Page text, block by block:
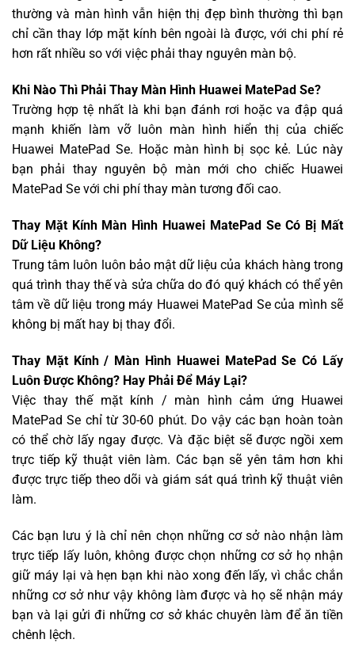
thường và màn hình vẫn hiện thị đẹp bình thường thì bạn
chỉ cần thay lớp mặt kính bên ngoài là được, với chi phí rẻ
hơn rất nhiều so với việc phải thay nguyên màn bộ.
Khi Nào Thì Phải Thay Màn Hình Huawei MatePad Se?
Trường hợp tệ nhất là khi bạn đánh rơi hoặc va đập quá
mạnh khiến làm vỡ luôn màn hình hiển thị của chiếc
Huawei MatePad Se. Hoặc màn hình bị sọc kẻ. Lúc này
bạn phải thay nguyên bộ màn mới cho chiếc Huawei
MatePad Se với chi phí thay màn tương đối cao.
Thay Mặt Kính Màn Hình Huawei MatePad Se Có Bị Mất
Dữ Liệu Không?
Trung tâm luôn luôn bảo mật dữ liệu của khách hàng trong
quá trình thay thế và sửa chữa do đó quý khách có thể yên
tâm về dữ liệu trong máy Huawei MatePad Se của mình sẽ
không bị mất hay bị thay đổi.
Thay Mặt Kính / Màn Hình Huawei MatePad Se Có Lấy
Luôn Được Không? Hay Phải Để Máy Lại?
Việc thay thế mặt kính / màn hình cảm ứng Huawei
MatePad Se chỉ từ 30-60 phút. Do vậy các bạn hoàn toàn
có thể chờ lấy ngay được. Và đặc biệt sẽ được ngồi xem
trực tiếp kỹ thuật viên làm. Các bạn sẽ yên tâm hơn khi
được trực tiếp theo dõi và giám sát quá trình kỹ thuật viên
làm.
Các bạn lưu ý là chỉ nên chọn những cơ sở nào nhận làm
trực tiếp lấy luôn, không được chọn những cơ sở họ nhận
giữ máy lại và hẹn bạn khi nào xong đến lấy, vì chắc chắn
những cơ sở như vậy không làm được và họ sẽ nhận máy
bạn và lại gửi đi những cơ sở khác chuyên làm để ăn tiền
chênh lệch.